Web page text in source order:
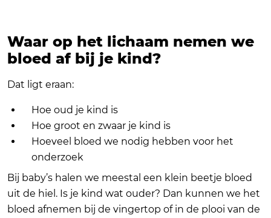
Waar op het lichaam nemen we
bloed af bij je kind?
Dat ligt eraan:
Hoe oud je kind is
Hoe groot en zwaar je kind is
Hoeveel bloed we nodig hebben voor het
onderzoek
Bij baby’s halen we meestal een klein beetje bloed
uit de hiel. Is je kind wat ouder? Dan kunnen we het
bloed afnemen bij de vingertop of in de plooi van de